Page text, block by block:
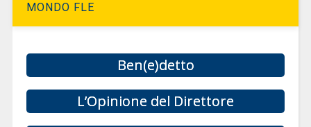
MONDO FLE
Ben(e)detto
L’Opinione del Direttore